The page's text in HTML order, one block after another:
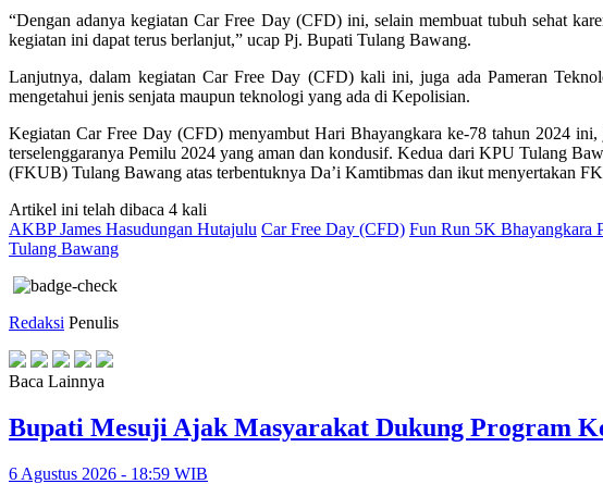
“Dengan adanya kegiatan Car Free Day (CFD) ini, selain membuat tubuh sehat
kegiatan ini dapat terus berlanjut,” ucap Pj. Bupati Tulang Bawang.
Lanjutnya, dalam kegiatan Car Free Day (CFD) kali ini, juga ada Pameran
mengetahui jenis senjata maupun teknologi yang ada di Kepolisian.
Kegiatan Car Free Day (CFD) menyambut Hari Bhayangkara ke-78 tahun 2024
terselenggaranya Pemilu 2024 yang aman dan kondusif. Kedua dari KPU Tulang
(FKUB) Tulang Bawang atas terbentuknya Da’i Kamtibmas dan ikut menyertakan
Artikel ini telah dibaca 4 kali
AKBP James Hasudungan Hutajulu Car Free Day (CFD) Fun Run 5K Bhayangkara
Tulang Bawang
Redaksi Penulis
Baca Lainnya
Bupati Mesuji Ajak Masyarakat Dukung Program
6 Agustus 2026 - 18:59 WIB